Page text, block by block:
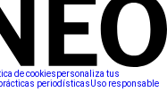
de cookiespersonaliza tus
periodísticasUso responsable